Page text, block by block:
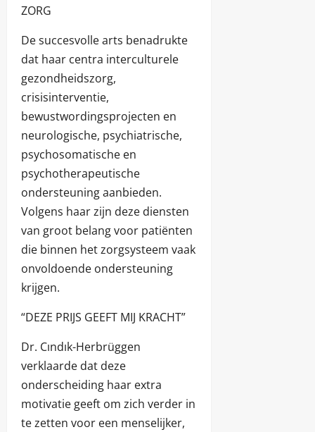
ZORG
De succesvolle arts benadrukte
dat haar centra interculturele
gezondheidszorg,
crisisinterventie,
bewustwordingsprojecten en
neurologische, psychiatrische,
psychosomatische en
psychotherapeutische
ondersteuning aanbieden.
Volgens haar zijn deze diensten
van groot belang voor patiënten
die binnen het zorgsysteem vaak
onvoldoende ondersteuning
krijgen.
“DEZE PRIJS GEEFT MIJ KRACHT”
Dr. Cındık-Herbrüggen
verklaarde dat deze
onderscheiding haar extra
motivatie geeft om zich verder in
te zetten voor een menselijker,